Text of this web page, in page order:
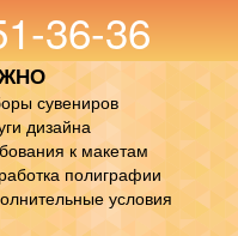
36-36
сувениров
дизайна
к макетам
полиграфии
условия